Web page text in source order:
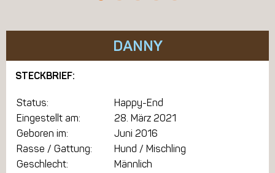
DANNY
STECKBRIEF:
Status:
Happy-End
Eingestellt am:
28. März 2021
Geboren im:
Juni 2016
Rasse / Gattung:
Hund / Mischling
Geschlecht:
Männlich